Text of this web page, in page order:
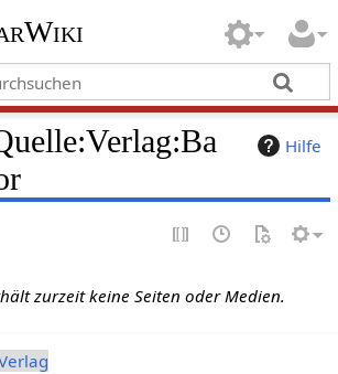
Hilfe
zurzeit keine Seiten oder Medien.